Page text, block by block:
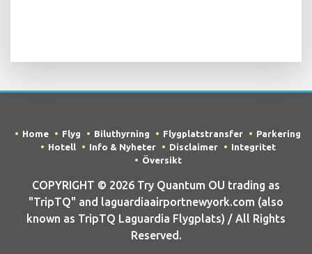
Home Flyg Biluthyrning Flygplatstransfer
Parkering
Hotell
Info & Nyheter Disclaimer
Integritet
Översikt
COPYRIGHT © 2026 Try Quantum OU trading as
"TripTQ" and laguardiaairportnewyork.com (also
known as TripTQ Laguardia Flygplats) / All Rights
Reserved.